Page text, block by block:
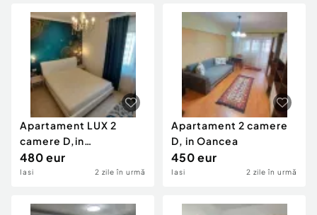
Apartament LUX 2
camere D,in
Pacurari,Bloc nou,loc
parcare
480 eur
Iasi 2 zile în urmă
Apartament 2 camere
D, in Oancea
450 eur
Iasi 2 zile în urmă